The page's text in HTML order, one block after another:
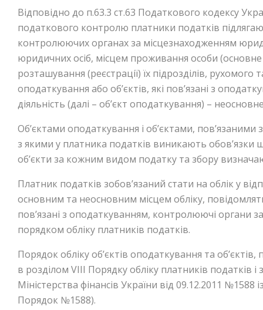
Відповідно до п.63.3 ст.63 Податкового кодексу
податкового контролю платники податків
контролюючих органах за місцезнаходженням
юридичних осіб, місцем проживання особи (основне
розташування (реєстрації) їх підрозділів, рухомого
оподаткування або об’єктів, які пов’язані з
діяльність (далі – об’єкт оподаткування) –
Об’єктами оподаткування і об’єктами, пов’язаними
з якими у платника податків виникають обов’язки
об’єкти за кожним видом податку та збору
Платник податків зобов’язаний стати на облік у
основним та неосновним місцем обліку,
пов’язані з оподаткуванням, контролюючі органи
порядком обліку платників податків.
Порядок обліку об’єктів оподаткування та
в розділом VIIІ Порядку обліку платників податків
Міністерства фінансів України від 09.12.2011
Порядок №1588).